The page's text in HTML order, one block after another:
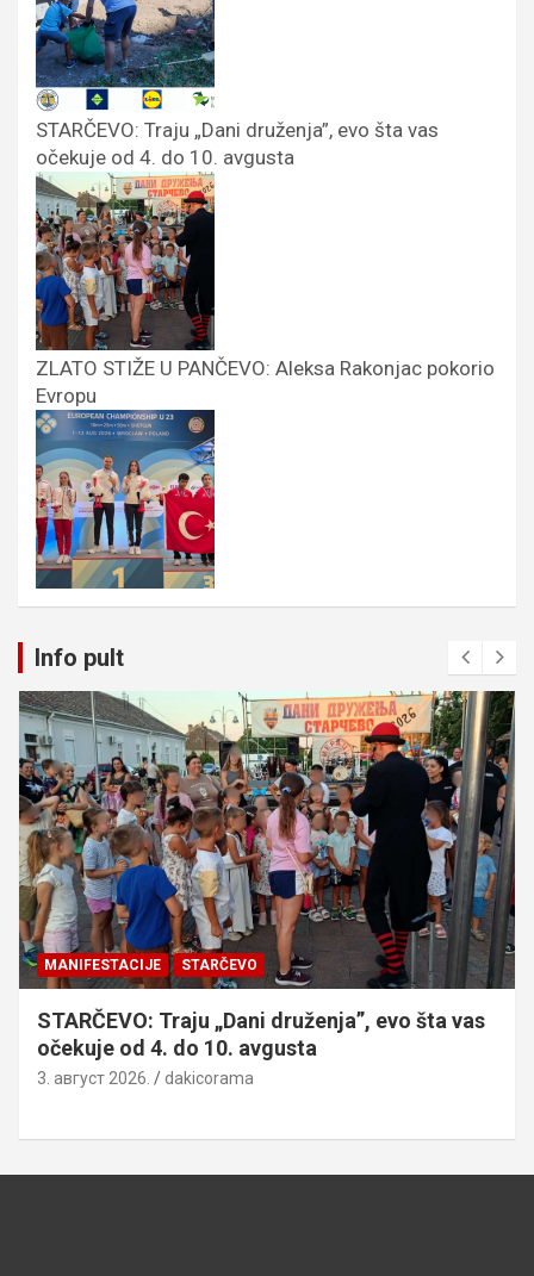
STARČEVO: Traju „Dani druženja”, evo šta vas
očekuje od 4. do 10. avgusta
ZLATO STIŽE U PANČEVO: Aleksa Rakonjac pokorio
Evropu
Info pult
MANIFESTACIJE STARČEVO
STARČEVO: Traju „Dani druženja”, evo šta vas
očekuje od 4. do 10. avgusta
3. август 2026. dakicorama